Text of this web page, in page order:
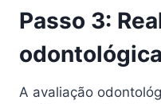
Passo 3:
odontológica
A avaliação